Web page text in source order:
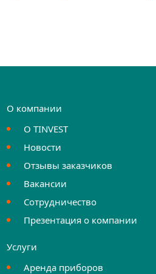
О компании
О TINVEST
Новости
Отзывы заказчиков
Вакансии
Сотрудничество
Презентация о компании
Услуги
Аренда приборов